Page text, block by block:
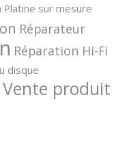
Platine sur mesure
Réparateur
Réparation Hi-Fi
disque
Vente produit